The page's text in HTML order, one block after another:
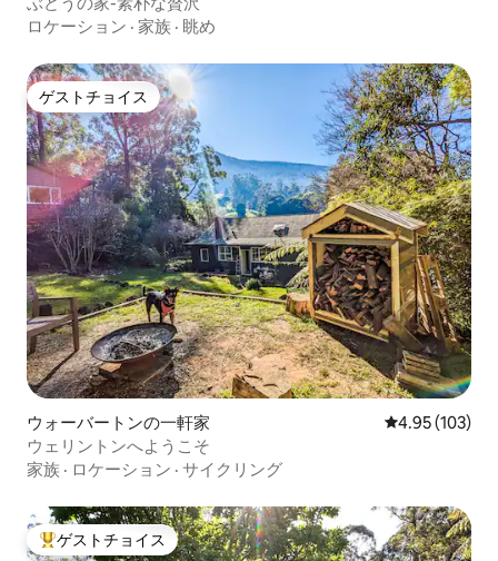
ロケーション · 家族 · 眺め
ゲストチョイス
ゲストチョイス
ウォーバートンの一軒家 レビュー103
4.95 (103)
ウェリントンへようこそ
家族 · ロケーション · サイクリング
大好評のゲストチョイスです。
ゲストチョイス